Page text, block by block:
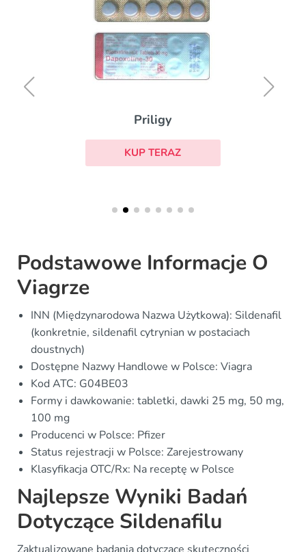
Priligy
KUP TERAZ
Podstawowe Informacje O
Viagrze
INN (Międzynarodowa Nazwa Użytkowa): Sildenafil
(konkretnie, sildenafil cytrynian w postaciach
doustnych)
Dostępne Nazwy Handlowe w Polsce: Viagra
Kod ATC: G04BE03
Formy i dawkowanie: tabletki, dawki 25 mg, 50 mg,
100 mg
Producenci w Polsce: Pfizer
Status rejestracji w Polsce: Zarejestrowany
Klasyfikacja OTC/Rx: Na receptę w Polsce
Najlepsze Wyniki Badań
Dotyczące Sildenafilu